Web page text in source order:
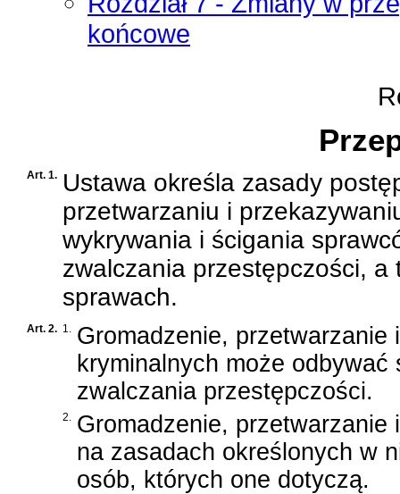
końcowe
Art. 1. Ustawa określa zasady
przetwarzaniu i
wykrywania i ścigania
zwalczania przestępczości, a
sprawach.
Art. 2. 1. Gromadzenie,
kryminalnych może
zwalczania przestępczości.
2. Gromadzenie,
na zasadach określonych w
osób, których one dotyczą.